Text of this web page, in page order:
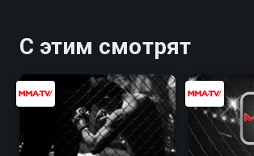
С этим смотрят